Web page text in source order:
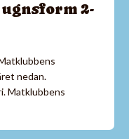
2-
nedan.
Matklubbens